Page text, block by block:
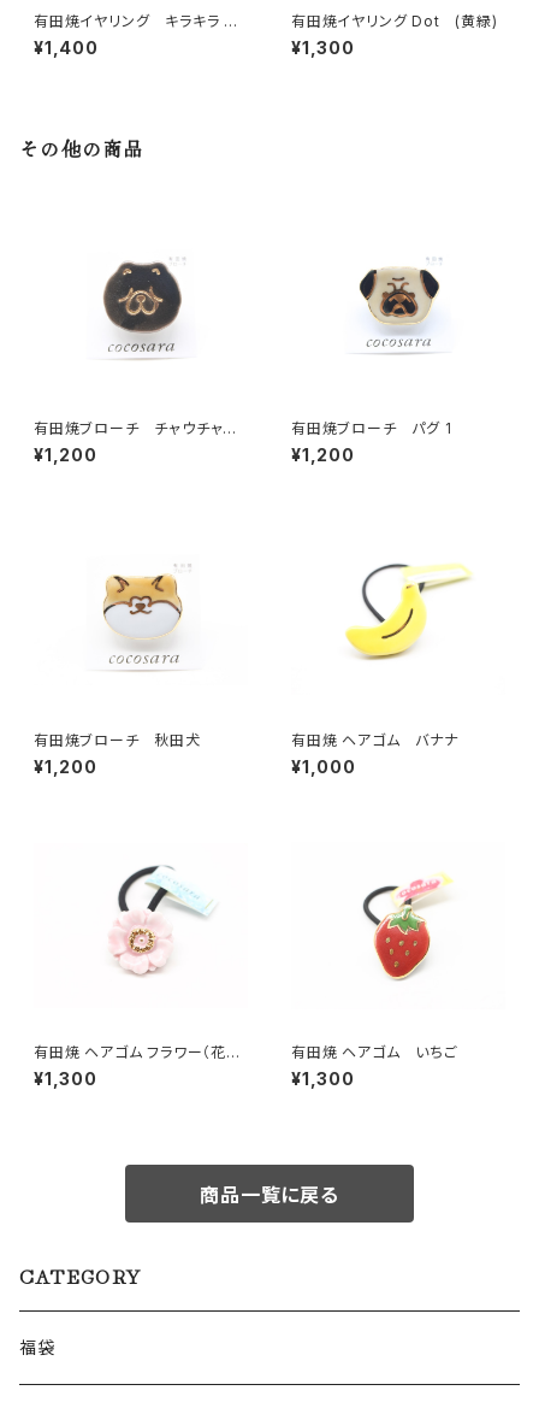
有田焼イヤリング キラキラ ラ
ウンド グリーン
¥1,400
有田焼イヤリング Dot (黄緑)
¥1,300
その他の商品
有田焼ブローチ チャウチャウ
（マットブラック×ゴールド）
¥1,200
有田焼ブローチ パグ 1
¥1,200
有田焼ブローチ 秋田犬
¥1,200
有田焼 ヘアゴム バナナ
¥1,000
有田焼 ヘアゴム フラワー（花芯
金彩） ピンク
¥1,300
有田焼 ヘアゴム いちご
¥1,300
商品一覧に戻る
CATEGORY
福袋